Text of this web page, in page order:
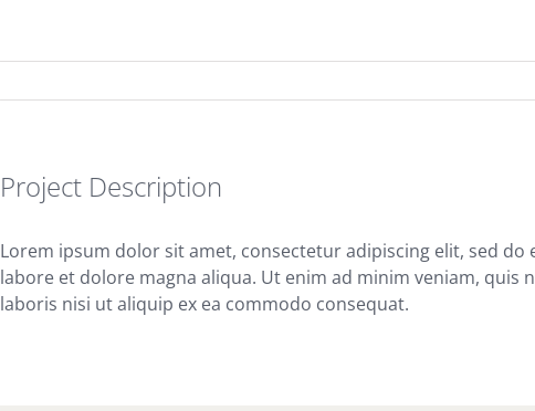
Project Description
Lorem ipsum dolor sit amet, consectetur adipiscing elit, sed
labore et dolore magna aliqua. Ut enim ad minim veniam, quis
laboris nisi ut aliquip ex ea commodo consequat.